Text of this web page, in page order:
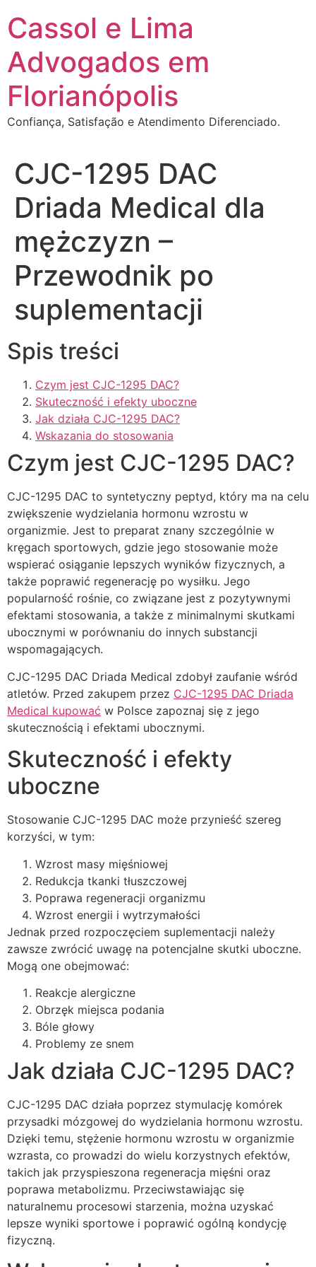
para
conteúdo
Cassol e Lima
Advogados em
Florianópolis
Confiança, Satisfação e Atendimento Diferenciado.
CJC-1295 DAC
Driada Medical dla
mężczyzn –
Przewodnik po
suplementacji
Spis treści
Czym jest CJC-1295 DAC?
Skuteczność i efekty uboczne
Jak działa CJC-1295 DAC?
Wskazania do stosowania
Czym jest CJC-1295 DAC?
CJC-1295 DAC to syntetyczny peptyd, który ma na celu
zwiększenie wydzielania hormonu wzrostu w
organizmie. Jest to preparat znany szczególnie w
kręgach sportowych, gdzie jego stosowanie może
wspierać osiąganie lepszych wyników fizycznych, a
także poprawić regenerację po wysiłku. Jego
popularność rośnie, co związane jest z pozytywnymi
efektami stosowania, a także z minimalnymi skutkami
ubocznymi w porównaniu do innych substancji
wspomagających.
CJC-1295 DAC Driada Medical zdobył zaufanie wśród
atletów. Przed zakupem przez CJC-1295 DAC Driada
Medical kupować w Polsce zapoznaj się z jego
skutecznością i efektami ubocznymi.
Skuteczność i efekty
uboczne
Stosowanie CJC-1295 DAC może przynieść szereg
korzyści, w tym:
Wzrost masy mięśniowej
Redukcja tkanki tłuszczowej
Poprawa regeneracji organizmu
Wzrost energii i wytrzymałości
Jednak przed rozpoczęciem suplementacji należy
zawsze zwrócić uwagę na potencjalne skutki uboczne.
Mogą one obejmować:
Reakcje alergiczne
Obrzęk miejsca podania
Bóle głowy
Problemy ze snem
Jak działa CJC-1295 DAC?
CJC-1295 DAC działa poprzez stymulację komórek
przysadki mózgowej do wydzielania hormonu wzrostu.
Dzięki temu, stężenie hormonu wzrostu w organizmie
wzrasta, co prowadzi do wielu korzystnych efektów,
takich jak przyspieszona regeneracja mięśni oraz
poprawa metabolizmu. Przeciwstawiając się
naturalnemu procesowi starzenia, można uzyskać
lepsze wyniki sportowe i poprawić ogólną kondycję
fizyczną.